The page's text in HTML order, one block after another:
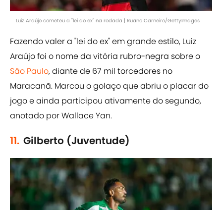
Luiz Araújo cometeu a "lei do ex" na rodada | Ruano Carneiro/GettyImages
Fazendo valer a "lei do ex" em grande estilo, Luiz
Araújo foi o nome da vitória rubro-negra sobre o
São Paulo, diante de 67 mil torcedores no
Maracanã. Marcou o golaço que abriu o placar do
jogo e ainda participou ativamente do segundo,
anotado por Wallace Yan.
11. Gilberto (Juventude)